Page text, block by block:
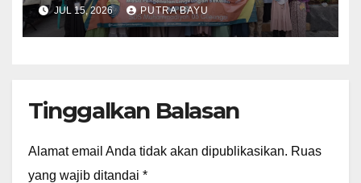
JUL 15, 2026 PUTRA BAYU
Tinggalkan Balasan
Alamat email Anda tidak akan dipublikasikan. Ruas
yang wajib ditandai *